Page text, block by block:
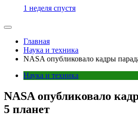
1 неделя спустя
Главная
Наука и техника
NASA опубликовало кадры
Наука и техника
NASA опубликовало
5 планет